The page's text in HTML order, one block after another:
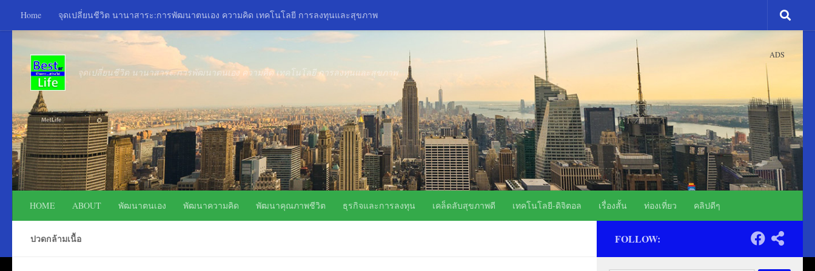
Skip to content
Home จุดเปลี่ยนชีวิต นานาสาระ:การพัฒนาตนเอง ความคิด เทคโนโลยี การลงทุนและสุขภาพ
จุดเปลี่ยนชีวิต นานาสาระ:การพัฒนาตนเอง ความคิด เทคโนโลยี การลงทุนและสุขภาพ
ADS
HOME ABOUT พัฒนาตนเอง พัฒนาความคิด พัฒนาคุณภาพชีวิต ธุรกิจและการลงทุน เคล็ดลับสุขภาพดี เทคโนโลยี-ดิจิตอล เรื่องสั้น ท่องเที่ยว คลิปดีๆ
ปวดกล้ามเนื้อ FOLLOW: